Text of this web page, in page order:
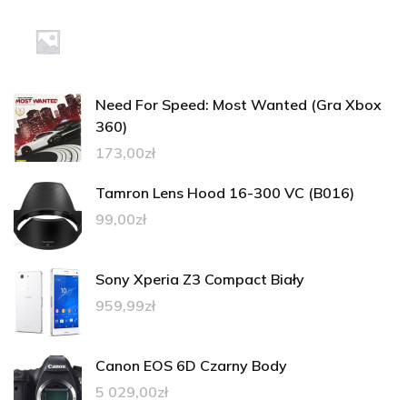
Need For Speed: Most Wanted (Gra Xbox
360)
173,00zł
Tamron Lens Hood 16-300 VC (B016)
99,00zł
Sony Xperia Z3 Compact Biały
959,99zł
Canon EOS 6D Czarny Body
5 029,00zł